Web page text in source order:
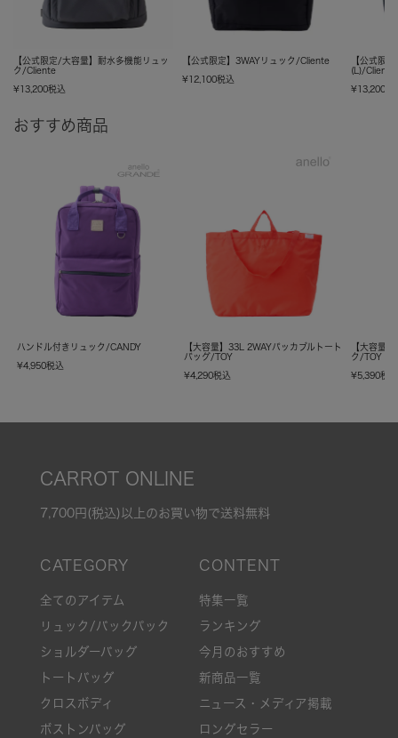
【公式限定/大容量】耐水多機能リュッ
ク/Cliente
¥13,200税込
【公式限定】3WAYリュック/Cliente
¥12,100税込
【公式限
(L)/Cliente
¥13,200
おすすめ商品
ハンドル付きリュック/CANDY
¥4,950税込
【大容量】33L 2WAYパッカブルトート
バッグ/TOY
¥4,290税込
【大容量
ク/TOY
¥5,390税込
CARROT ONLINE
7,700円(税込)以上のお買い物で送料無料
全てのアイテム
リュック/バックパック
ショルダーバッグ
トートバッグ
クロスボディ
ボストンバッグ
特集一覧
ランキング
今月のおすすめ
新商品一覧
ニュース・メディア掲載
ロングセラー